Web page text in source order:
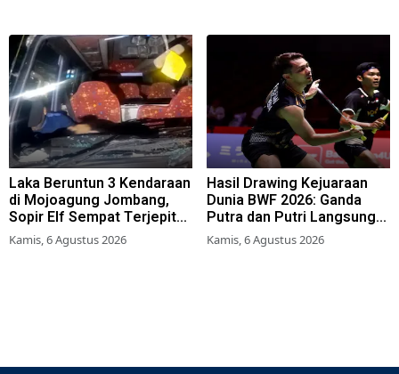
Laka Beruntun 3 Kendaraan
di Mojoagung Jombang,
Sopir Elf Sempat Terjepit
Kemudi
Kamis, 6 Agustus 2026
Hasil Drawing Kejuaraan
Dunia BWF 2026: Ganda
Putra dan Putri Langsung
Lolos Babak Kedua, 6 Wakil
Bertarung dari Awal
Kamis, 6 Agustus 2026